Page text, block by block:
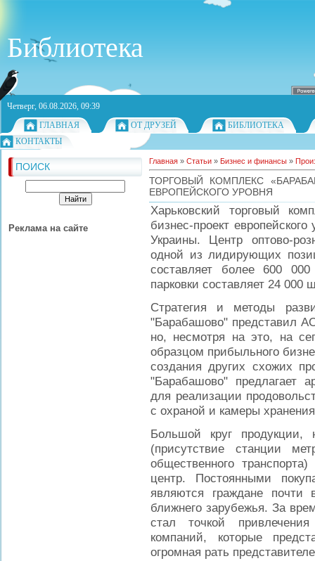
Библиотека
Четверг, 06.08.2026, 09:39
ГЛАВНАЯ
ОТ ДРУЗЕЙ
БИБЛИОТЕКА
КОНТАКТЫ
ПОИСК
Реклама на сайте
Главная » Статьи » Бизнес и финансы »
ТОРГОВЫЙ КОМПЛЕКС
ЕВРОПЕЙСКОГО УРОВНЯ
Харьковский торговый
бизнес-проект
Украины. Центр оптово-
одной из лидирующих
составляет более 600
парковки составляет 24 000
Стратегия и методы
"Барабашово" представил
но, несмотря на это, на
образцом прибыльного
создания других схожих
"Барабашово" предлагает
для реализации
с охраной и камеры
Большой круг продукции,
(присутствие станции
общественного
центр. Постоянными
являются граждане
ближнего зарубежья. За
стал точкой
компаний, которые
огромная рать